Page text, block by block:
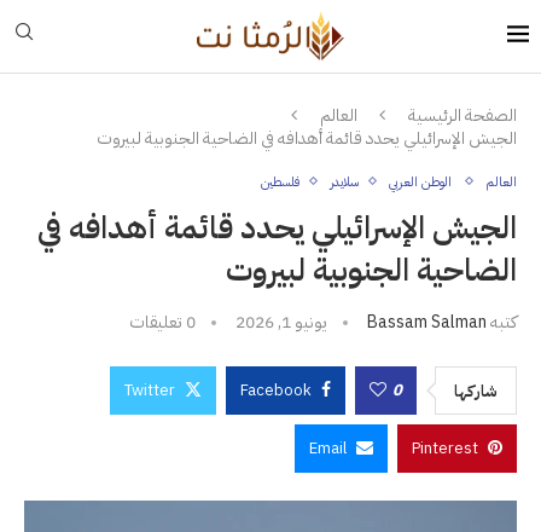
الصفحة الرئيسية
العالم
الجيش الإسرائيلي يحدد قائمة أهدافه في الضاحية الجنوبية لبيروت
العالم الوطن العربي سلايدر فلسطين
الجيش الإسرائيلي يحدد قائمة أهدافه في
الضاحية الجنوبية لبيروت
كتبهBassam Salman يونيو 1, 2026 0 تعليقات
شاركها 0
Facebook
Twitter
Pinterest
Email